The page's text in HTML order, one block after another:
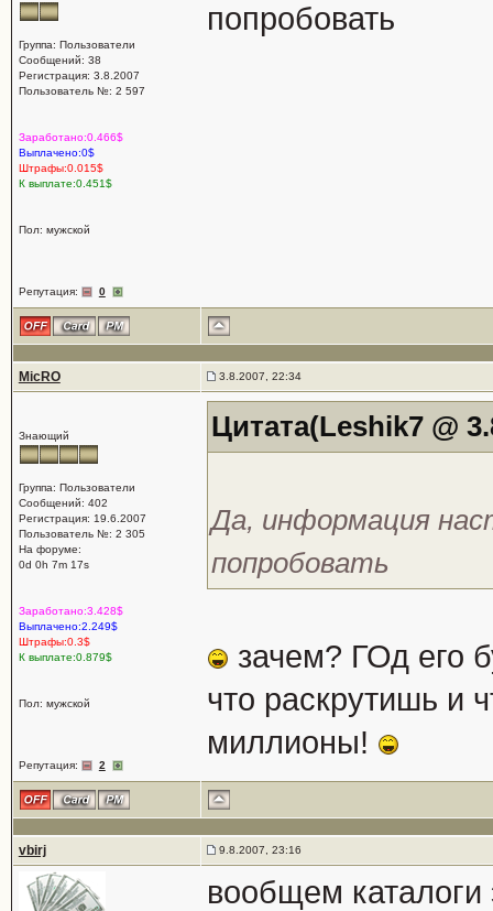
Группа: Пользователи
Сообщений: 38
Регистрация: 3.8.2007
Пользователь №: 2 597
Заработано:0.466$
Выплачено:0$
Штрафы:0.015$
К выплате:0.451$
Пол: мужской
Репутация: 0
попробовать
MicRO 3.8.2007, 22:34
Знающий
Группа: Пользователи
Сообщений: 402
Регистрация: 19.6.2007
Пользователь №: 2 305
На форуме:
0d 0h 7m 17s
Заработано:3.428$
Выплачено:2.249$
Штрафы:0.3$
К выплате:0.879$
Пол: мужской
Репутация: 2
Цитата(Leshik7 @
Да, информация
попробовать
зачем? ГОд его
что раскрутишь и
миллионы!
vbirj 9.8.2007, 23:16
вообщем каталоги